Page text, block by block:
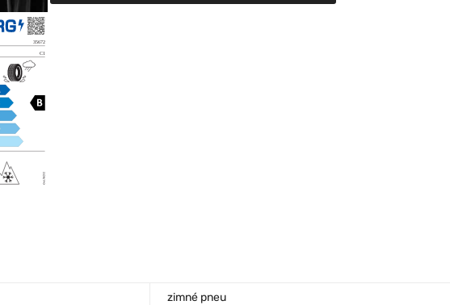
zimné pneu